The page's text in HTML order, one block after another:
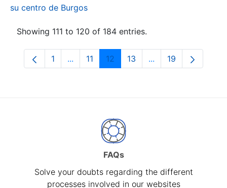
su centro de Burgos
Showing 111 to 120 of 184 entries.
Page
1 ...Intermediate Pages Use TAB to navigate.
Page
11 Page
12 Page
13 ...Intermediate
Page
19
FAQs
Solve your doubts regarding the different
processes involved in our websites